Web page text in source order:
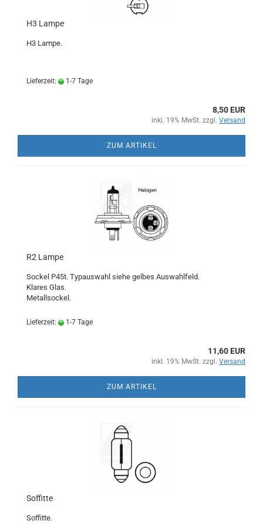
H3 Lampe
H3 Lampe.
Lieferzeit: 1-7 Tage
8,50 EUR
inkl. 19% MwSt. zzgl. Versand
ZUM ARTIKEL
R2 Lampe
Sockel P45t. Typauswahl siehe gelbes Auswahlfeld.
Klares Glas.
Metallsockel.
Lieferzeit: 1-7 Tage
11,60 EUR
inkl. 19% MwSt. zzgl. Versand
ZUM ARTIKEL
Soffitte
Soffitte.